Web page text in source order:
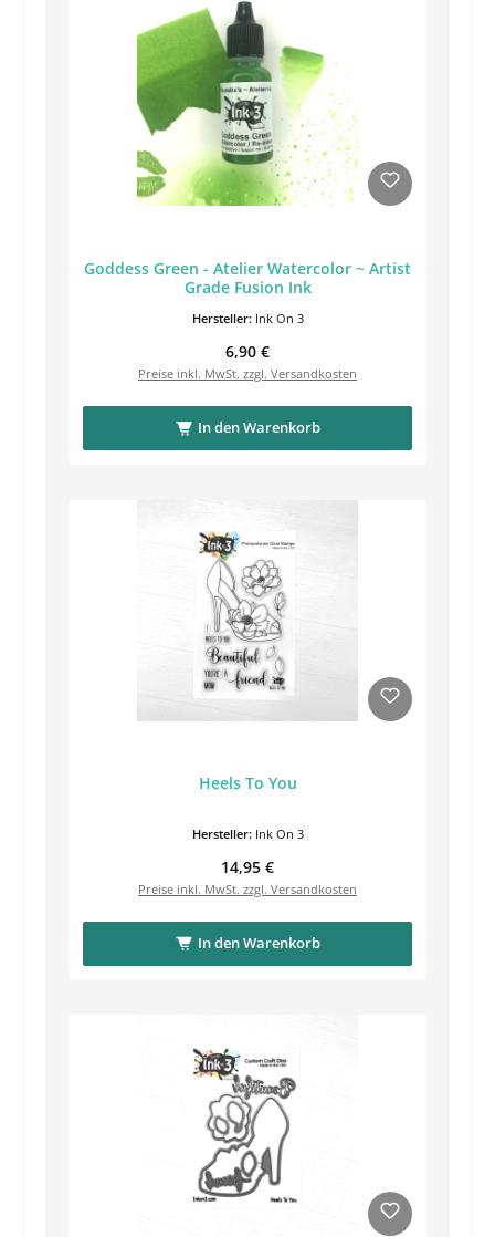
Goddess Green - Atelier Watercolor ~ Artist
Grade Fusion Ink
Hersteller: Ink On 3
Regulärer Preis:
6,90 €
Preise inkl. MwSt. zzgl. Versandkosten
In den Warenkorb
Heels To You
Hersteller: Ink On 3
Regulärer Preis:
14,95 €
Preise inkl. MwSt. zzgl. Versandkosten
In den Warenkorb